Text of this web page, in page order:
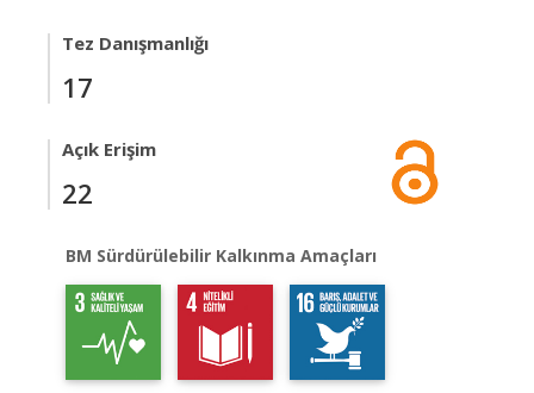
Tez Danışmanlığı
17
Açık Erişim
22
BM Sürdürülebilir Kalkınma Amaçları